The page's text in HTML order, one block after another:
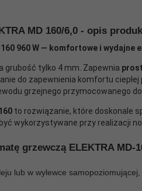
MD 160/6,0 - opis
160 960 W — komfortowe i
grubość tylko 4 mm. Zapewnia
do zapewnienia komfortu
grzejnego przymocowanego
to rozwiązanie, które doskonale
wykorzystywane przy realizacji
grzewczą ELEKTRA MD-
lub w wylewce samopoziomującej,
m
adres i powiązane dane
Nyc, Witold Nyc
w UE zapewniający zgodność